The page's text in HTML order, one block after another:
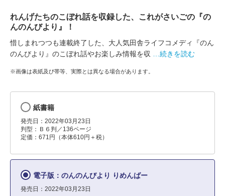
れんげたちのこぼれ話を収録した、これがさいごの『の
んのんびより』！
惜しまれつつも連載終了した、大人気田舎ライフコメディ『のん
のんびより』のこぼれ話やお楽しみ情報を収
…続きを読む
※画像は表紙及び帯等、実際とは異なる場合があります。
紙書籍
発売日：2022年03月23日
判型：Ｂ６判／136ページ
定価：671円（本体610円＋税）
電子版：のんのんびより りめんばー
発売日：2022年03月23日